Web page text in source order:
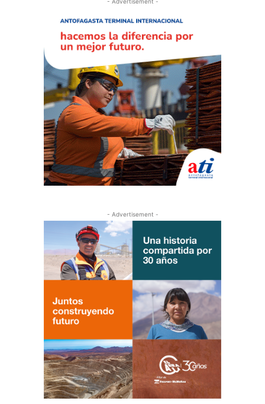
- Advertisement -